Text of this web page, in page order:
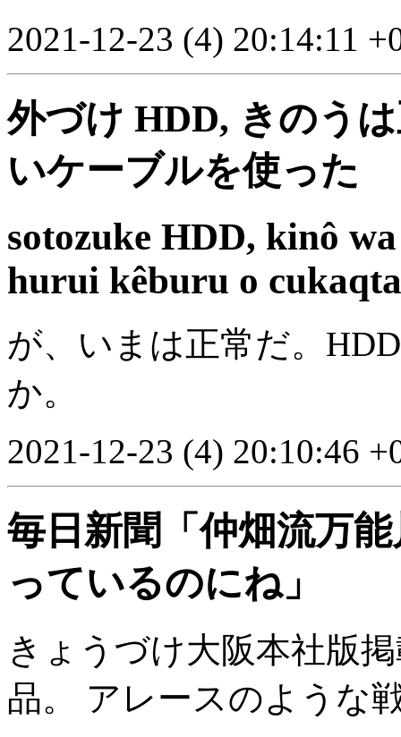
2021-12-23 (4) 20:14:11
外づけ HDD, きのう
いケーブルを使った
sotozuke HDD, kinô
hurui kêburu o cukaqta
が、いまは正常だ。
か。
2021-12-23 (4) 20:10:46
毎日新聞「仲畑流万
っているのにね」
きょうづけ大阪本社版
品。 アレースのような